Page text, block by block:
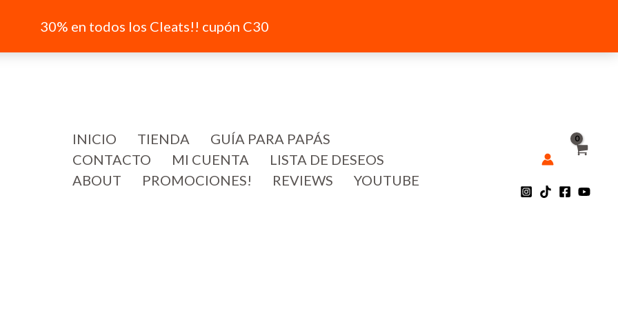
30% en todos los Cleats!! cupón C30
INICIO
TIENDA
GUÍA PARA PAPÁS
CONTACTO
MI CUENTA
LISTA DE DESEOS
ABOUT
PROMOCIONES! REVIEWS YOUTUBE